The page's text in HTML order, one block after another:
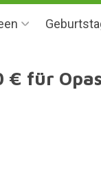
€ für Opas